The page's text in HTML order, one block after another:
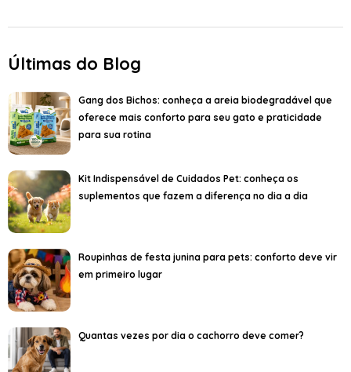
Últimas do Blog
Gang dos Bichos: conheça a areia biodegradável que
oferece mais conforto para seu gato e praticidade
para sua rotina
Kit Indispensável de Cuidados Pet: conheça os
suplementos que fazem a diferença no dia a dia
Roupinhas de festa junina para pets: conforto deve vir
em primeiro lugar
Quantas vezes por dia o cachorro deve comer?